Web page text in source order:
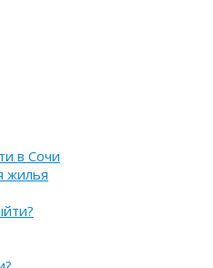
в Сочи
жилья